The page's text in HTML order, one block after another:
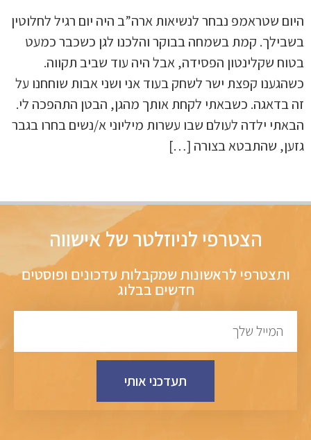
היום שטראמפ נבחר לנשיאות ארה”ב היה יום רגיל לחלוטין
בשבילך. קמת בשמחה בבוקר והלכנו לגן כשכבר כמעט
בטוח שקלינטון הפסידה, אבל היה עוד שביב תקווה.
כשהגענו קפצת ישר לשחק בעוד אני ושני אבות שוחחנו על
זה בדאגה. כשבאתי לקחת אותך מהגן, הבטן התהפכה לי.
הבאתי ילדה לעולם שבו עשרות מיליוני א/נשים בחרו בגבר
גזען, שהתבטא בצורה […]
הצטרפי לניוזלטר של אישווה
ותצטרפי לראשונות שמקבלות עדכונים ופוסטים
חדשים בבלוג
תעדכני אותי